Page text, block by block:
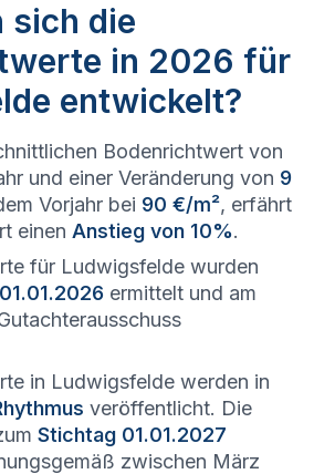
sich die
in 2026 für
entwickelt?
Bodenrichtwert von
und einer Veränderung von 9
Vorjahr bei 90 €/m², erfährt
einen Anstieg von 10%.
für Ludwigsfelde wurden
ermittelt und am
in Ludwigsfelde werden in
veröffentlicht. Die
Stichtag 01.01.2027
zwischen März